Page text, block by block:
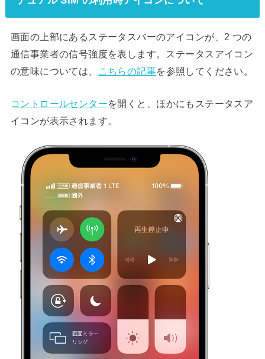
画面の上部にあるステータスバーのアイコンが、2 つの
通信事業者の信号強度を表します。ステータスアイコン
の意味については、
こちらの記事を参照してください。
コントロールセンターを開くと、ほかにもステータスア
イコンが表示されます。